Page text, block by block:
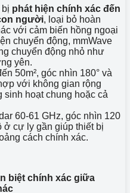
phát hiện chính xác đến
người, loại bỏ hoàn
với cảm biến hồng ngoại
chuyển động, mmWave
chuyển động nhỏ như
yên.
50m², góc nhìn 180° và
với không gian rộng
sinh hoạt chung hoặc cả
60-61 GHz, góc nhìn 120
ở cự ly gần giúp thiết bị
cách chính xác.
biệt chính xác giữa